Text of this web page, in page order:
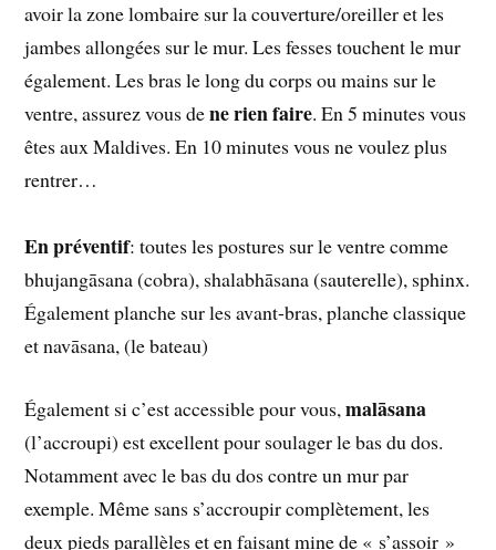
avoir la zone lombaire sur la couverture/oreiller et les
jambes allongées sur le mur. Les fesses touchent le mur
également. Les bras le long du corps ou mains sur le
ventre, assurez vous dene rien faire. En 5 minutes vous
êtes aux Maldives. En 10 minutes vous ne voulez plus
rentrer…
En préventif: toutes les postures sur le ventre comme
bhujangāsana (cobra), shalabhāsana (sauterelle), sphinx.
Également planche sur les avant-bras, planche classique
et navāsana, (le bateau)
Également si c’est accessible pour vous,malāsana
(l’accroupi) est excellent pour soulager le bas du dos.
Notamment avec le bas du dos contre un mur par
exemple. Même sans s’accroupir complètement, les
deux pieds parallèles et en faisant mine de « s’assoir »